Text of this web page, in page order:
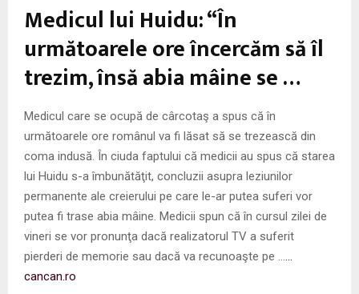
Medicul lui Huidu: “În
următoarele ore încercăm să îl
trezim, însă abia mâine se …
Medicul care se ocupă de cârcotaş a spus că în
următoarele ore românul va fi lăsat să se trezească din
coma indusă. În ciuda faptului că medicii au spus că starea
lui Huidu s-a îmbunătăţit, concluzii asupra leziunilor
permanente ale creierului pe care le-ar putea suferi vor
putea fi trase abia mâine. Medicii spun că în cursul zilei de
vineri se vor pronunţa dacă realizatorul TV a suferit
pierderi de memorie sau dacă va recunoaşte pe …
cancan.ro